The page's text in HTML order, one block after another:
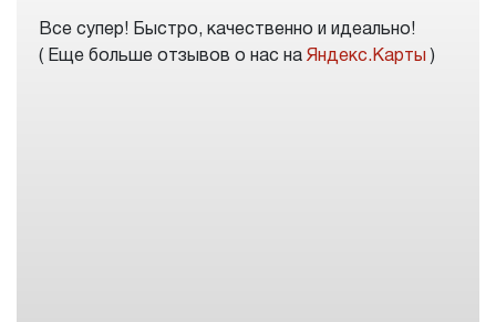
Все супер! Быстро, качественно и идеально!
( Еще больше отзывов о нас на Яндекс.Карты )